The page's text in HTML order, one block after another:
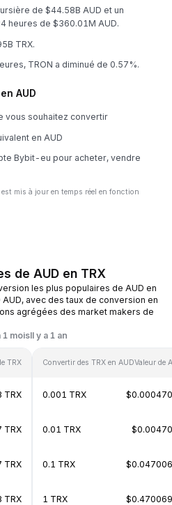
de $44.58B AUD et un
heures de $360.01M AUD.
TRX.
TRON a diminué de 0.57%.
AUD
vous souhaitez convertir
en AUD
Bybit-eu pour acheter, vendre
est mis à jour en temps réel en fonction
de AUD en TRX
les plus populaires de AUD en
AUD, avec des taux de conversion en
agrégées des market makers de
1 moisIl y a 1 an
TRX
TRX
TRX
TRX
TRX
Convertir des TRX en AUDValeur de
0.001 TRX
0.01 TRX
0.1 TRX
1 TRX